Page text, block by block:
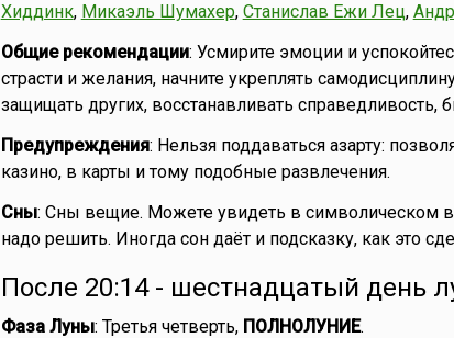
Хиддинк, Микаэль Шумахер, Станислав Ежи Лец,
Общие рекомендации: Усмирите эмоции и
страсти и желания, начните укреплять
защищать других, восстанавливать справедливость,
Предупреждения: Нельзя поддаваться азарту:
казино, в карты и тому подобные развлечения.
Сны: Сны вещие. Можете увидеть в символическом
надо решить. Иногда сон даёт и подсказку, как это
После 20:14 - шестнадцатый день
Фаза Луны: Третья четверть, ПОЛНОЛУНИЕ.